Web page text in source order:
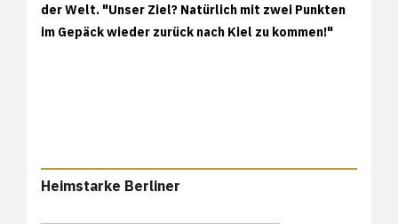
der Welt. "Unser Ziel? Natürlich mit zwei Punkten
im Gepäck wieder zurück nach Kiel zu kommen!"
Heimstarke Berliner